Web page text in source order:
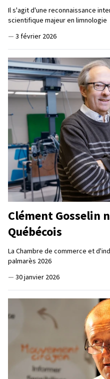
Il s'agit d'une reconnaissance
scientifique majeur en limnologie
— 3 février 2026
Clément Gosselin
Québécois
La Chambre de commerce et
palmarès 2026
— 30 janvier 2026